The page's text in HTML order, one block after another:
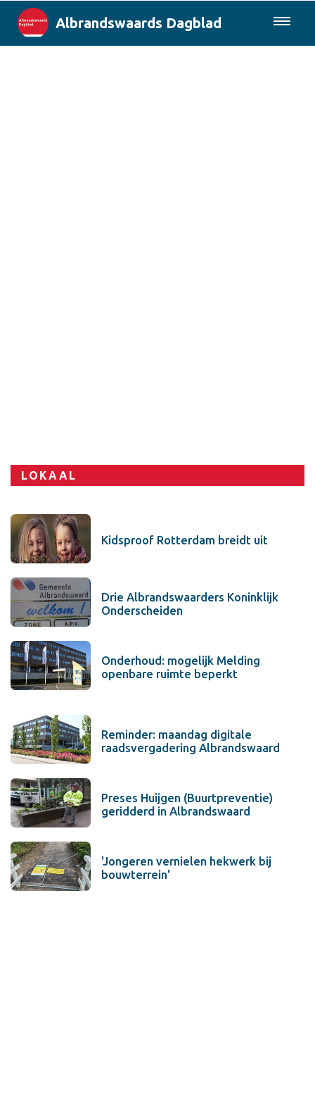
Albrandswaards Dagblad
LOKAAL
Kidsproof Rotterdam breidt uit
Drie Albrandswaarders Koninklijk
Onderscheiden
Onderhoud: mogelijk Melding
openbare ruimte beperkt
Reminder: maandag digitale
raadsvergadering Albrandswaard
Preses Huijgen (Buurtpreventie)
geridderd in Albrandswaard
'Jongeren vernielen hekwerk bij
bouwterrein'